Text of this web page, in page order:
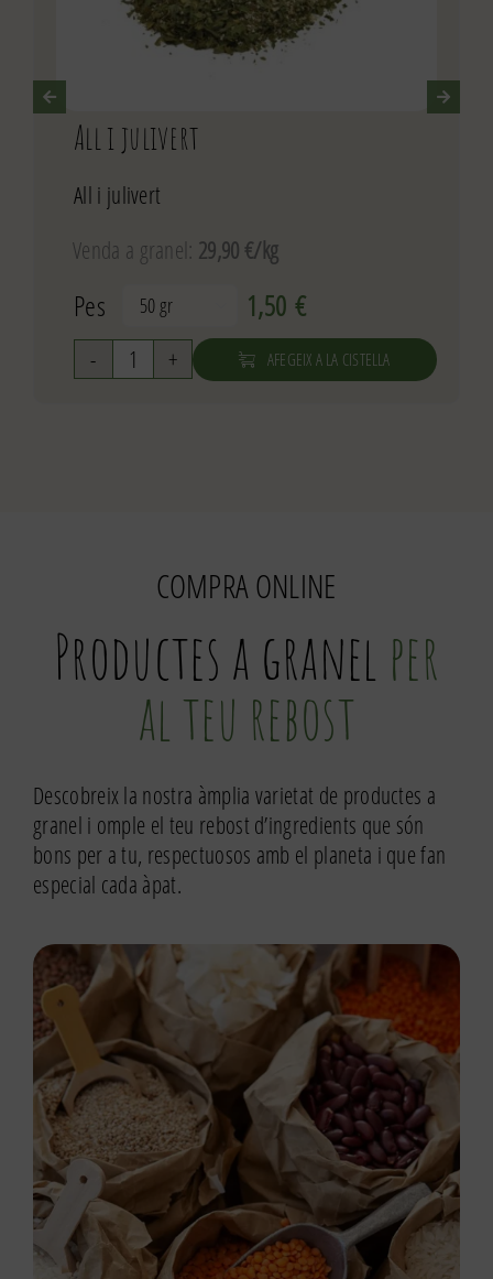
All i julivert
All i julivert
Venda a granel: 29,90 €/kg
Pes 1,50 €
quantitat
AFEGEIX A LA CISTELLA
COMPRA ONLINE
Productes a granel per
al teu rebost
Descobreix la nostra àmplia varietat de productes a
granel i omple el teu rebost d’ingredients que són
bons per a tu, respectuosos amb el planeta i que fan
especial cada àpat.